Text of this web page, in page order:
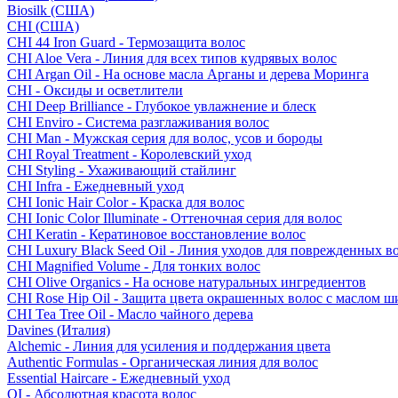
Biosilk (США)
CHI (США)
CHI 44 Iron Guard - Термозащита волос
CHI Aloe Vera - Линия для всех типов кудрявых волос
CHI Argan Oil - На основе масла Арганы и дерева Моринга
CHI - Оксиды и осветлители
CHI Deep Brilliance - Глубокое увлажнение и блеск
CHI Enviro - Система разглаживания волос
CHI Man - Мужская серия для волос, усов и бороды
CHI Royal Treatment - Королевский уход
CHI Styling - Ухаживающий стайлинг
CHI Infra - Ежедневный уход
CHI Ionic Hair Color - Краска для волос
CHI Ionic Color Illuminate - Оттеночная серия для волос
CHI Keratin - Кератиновое восстановление волос
CHI Luxury Black Seed Oil - Линия уходов для поврежденных
CHI Magnified Volume - Для тонких волос
CHI Olive Organics - На основе натуральных ингредиентов
CHI Rose Hip Oil - Защита цвета окрашенных волос с маслом
CHI Tea Tree Oil - Масло чайного дерева
Davines (Италия)
Alchemic - Линия для усиления и поддержания цвета
Authentic Formulas - Органическая линия для волос
Essential Haircare - Eжедневный уход
OI - Абсолютная красота волос